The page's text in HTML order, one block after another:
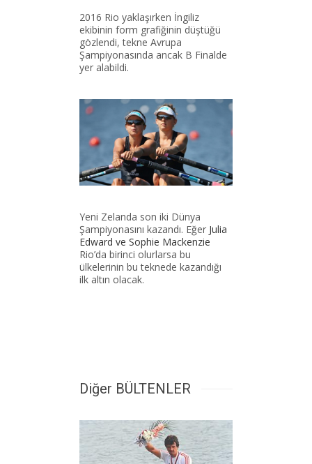
2016 Rio yaklaşırken İngiliz
ekibinin form grafiğinin düştüğü
gözlendi, tekne Avrupa
Şampiyonasında ancak B Finalde
yer alabildi.
Yeni Zelanda son iki Dünya
Şampiyonasını kazandı. Eğer Julia
Edward ve Sophie Mackenzie
Rio’da birinci olurlarsa bu
ülkelerinin bu teknede kazandığı
ilk altın olacak.
Diğer BÜLTENLER